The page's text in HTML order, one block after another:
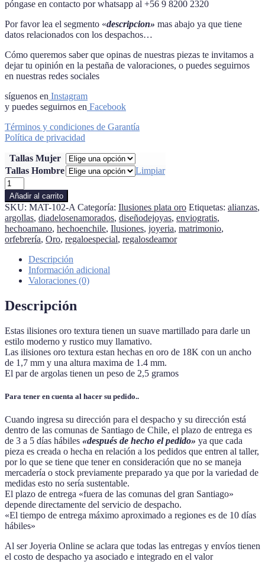
póngase en contacto por whatsapp al +56 9 8200 2320
Por favor lea el segmento «descripcion» mas abajo ya que tiene
datos relacionados con los despachos…
Cómo queremos saber que opinas de nuestras piezas te invitamos a
dejar tu opinión en la pestaña de valoraciones, o puedes seguirnos
en nuestras redes sociales
síguenos en Instagram
y puedes seguirnos en Facebook
Términos y condiciones de Garantía
Política de privacidad
Tallas Mujer
Tallas Hombre
Limpiar
ilisiones
oro
textura
cantidad
Añadir al carrito
SKU: MAT-102-A Categoría: Ilusiones plata oro Etiquetas: alianzas,
argollas, diadelosenamorados, diseñodejoyas, enviogratis,
hechoamano, hechoenchile, Ilusiones, joyeria, matrimonio,
orfebrería, Oro, regaloespecial, regalosdeamor
Descripción
Información adicional
Valoraciones (0)
Descripción
Estas ilisiones oro textura tienen un suave martillado para darle un
estilo moderno y rustico muy llamativo.
Las ilisiones oro textura estan hechas en oro de 18K con un ancho
de 1,7 mm y una altura maxima de 1.4 mm.
El par de argolas tienen un peso de 2,5 gramos
Para tener en cuenta al hacer su pedido..
Cuando ingresa su dirección para el despacho y su dirección está
dentro de las comunas de Santiago de Chile, el plazo de entrega es
de 3 a 5 días hábiles «después de hecho el pedido» ya que cada
pieza es creada o hecha en relación a los pedidos que entren al taller,
por lo que se tiene que tener en consideración que no se maneja
mercadería o stock previamente preparado ya que por la variedad de
medidas esto no sería sustentable.
El plazo de entrega «fuera de las comunas del gran Santiago»
depende directamente del servicio de despacho.
«El tiempo de entrega máximo aproximado a regiones es de 10 días
hábiles»
Al ser Joyeria Online se aclara que todas las entregas y envíos tienen
el costo de despacho ya asociado e integrado en el valor